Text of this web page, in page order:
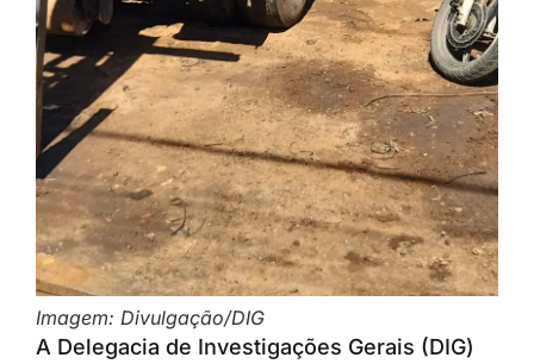
Imagem: Divulgação/DIG
A Delegacia de Investigações Gerais (DIG)